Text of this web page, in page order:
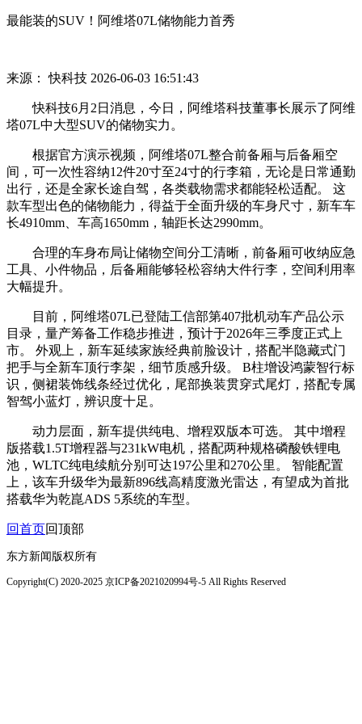
最能装的SUV！阿维塔07L储物能力首秀
来源： 快科技 2026-06-03 16:51:43
快科技6月2日消息，今日，阿维塔科技董事长展示了阿维
塔07L中大型SUV的储物实力。
根据官方演示视频，阿维塔07L整合前备厢与后备厢空
间，可一次性容纳12件20寸至24寸的行李箱，无论是日常通勤
出行，还是全家长途自驾，各类载物需求都能轻松适配。 这
款车型出色的储物能力，得益于全面升级的车身尺寸，新车车
长4910mm、车高1650mm，轴距长达2990mm。
合理的车身布局让储物空间分工清晰，前备厢可收纳应急
工具、小件物品，后备厢能够轻松容纳大件行李，空间利用率
大幅提升。
目前，阿维塔07L已登陆工信部第407批机动车产品公示
目录，量产筹备工作稳步推进，预计于2026年三季度正式上
市。 外观上，新车延续家族经典前脸设计，搭配半隐藏式门
把手与全新车顶行李架，细节质感升级。 B柱增设鸿蒙智行标
识，侧裙装饰线条经过优化，尾部换装贯穿式尾灯，搭配专属
智驾小蓝灯，辨识度十足。
动力层面，新车提供纯电、增程双版本可选。 其中增程
版搭载1.5T增程器与231kW电机，搭配两种规格磷酸铁锂电
池，WLTC纯电续航分别可达197公里和270公里。 智能配置
上，该车升级华为最新896线高精度激光雷达，有望成为首批
搭载华为乾崑ADS 5系统的车型。
回首页回顶部
东方新闻版权所有
Copyright(C) 2020-2025 京ICP备2021020994号-5 All Rights Reserved